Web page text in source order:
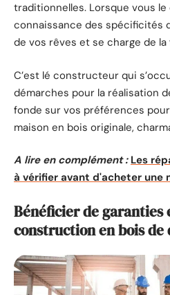
traditionnelles. Lorsque vous
connaissance des spécificités
de vos rêves et se charge de
C’est lé constructeur qui
démarches pour la réalisation
fonde sur vos préférences
maison en bois originale,
A lire en complément : Les
à vérifier avant d'acheter une
Bénéficier de garanties
construction en bois de